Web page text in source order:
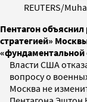
REUTERS/
Пентагон
стратегией»
Власти США
вопросу о
Москва не